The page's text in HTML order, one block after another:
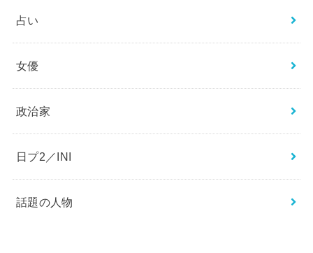
占い
女優
政治家
日プ2／INI
話題の人物